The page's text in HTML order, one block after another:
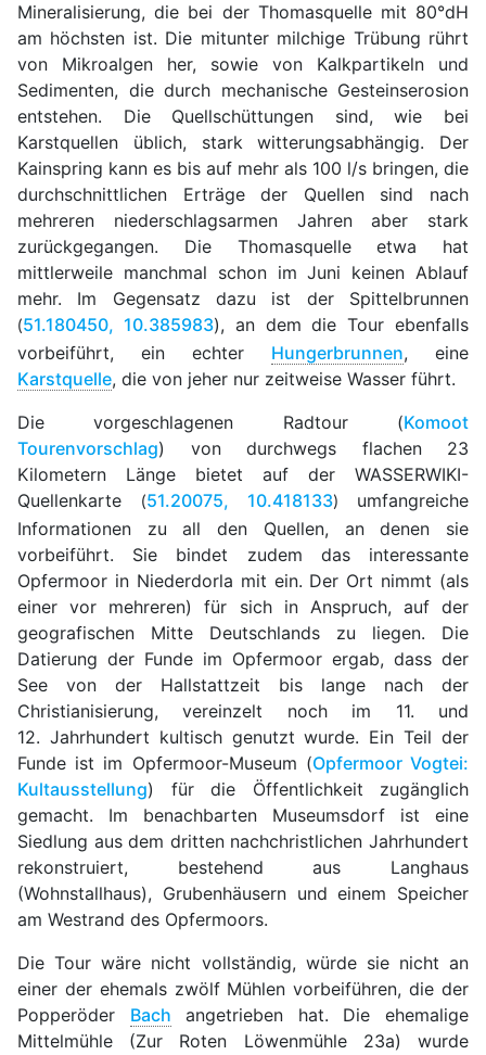
Mineralisierung, die bei der Thomasquelle mit 80°dH
am höchsten ist. Die mitunter milchige Trübung rührt
von Mikroalgen her, sowie von Kalkpartikeln und
Sedimenten, die durch mechanische Gesteinserosion
entstehen. Die Quellschüttungen sind, wie bei
Karstquellen üblich, stark witterungsabhängig. Der
Kainspring kann es bis auf mehr als 100 l/s bringen, die
durchschnittlichen Erträge der Quellen sind nach
mehreren niederschlagsarmen Jahren aber stark
zurückgegangen. Die Thomasquelle etwa hat
mittlerweile manchmal schon im Juni keinen Ablauf
mehr. Im Gegensatz dazu ist der Spittelbrunnen
(51.180450, 10.385983), an dem die Tour ebenfalls
vorbeiführt, ein echter Hungerbrunnen, eine
Karstquelle, die von jeher nur zeitweise Wasser führt.
Die vorgeschlagenen Radtour (Komoot
Tourenvorschlag) von durchwegs flachen 23
Kilometern Länge bietet auf der WASSERWIKI-
Quellenkarte
(51.20075, 10.418133) umfangreiche
Informationen zu all den Quellen, an denen sie
vorbeiführt. Sie bindet zudem das interessante
Opfermoor in Niederdorla mit ein. Der Ort nimmt (als
einer vor mehreren) für sich in Anspruch, auf der
geografischen Mitte Deutschlands zu liegen. Die
Datierung der Funde im Opfermoor ergab, dass der
See von der Hallstattzeit bis lange nach der
Christianisierung, vereinzelt noch im 11. und
12. Jahrhundert kultisch genutzt wurde. Ein Teil der
Funde ist im Opfermoor-Museum (Opfermoor Vogtei:
Kultausstellung) für die Öffentlichkeit zugänglich
gemacht. Im benachbarten Museumsdorf ist eine
Siedlung aus dem dritten nachchristlichen Jahrhundert
rekonstruiert, bestehend aus Langhaus
(Wohnstallhaus), Grubenhäusern und einem Speicher
am Westrand des Opfermoors.
Die Tour wäre nicht vollständig, würde sie nicht an
einer der ehemals zwölf Mühlen vorbeiführen, die der
Popperöder Bach angetrieben hat. Die ehemalige
Mittelmühle (Zur Roten Löwenmühle 23a) wurde